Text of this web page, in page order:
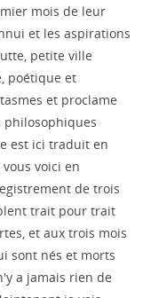
mois de leur
et les aspirations
petite ville
poétique et
et proclame
philosophiques
est ici traduit en
voici en
de trois
trait pour trait
et aux trois mois
sont nés et morts
a jamais rien de